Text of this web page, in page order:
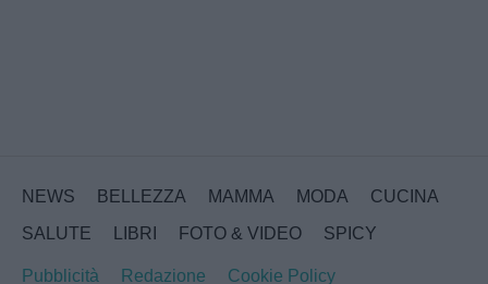
NEWS BELLEZZA MAMMA MODA
CUCINA
SALUTE
LIBRI FOTO & VIDEO SPICY
Pubblicità Redazione Cookie Policy